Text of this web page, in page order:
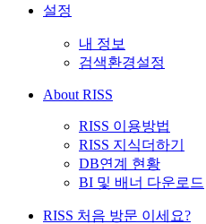
설정
내 정보
검색환경설정
About RISS
RISS 이용방법
RISS 지식더하기
DB연계 현황
BI 및 배너 다운로드
RISS 처음 방문 이세요?